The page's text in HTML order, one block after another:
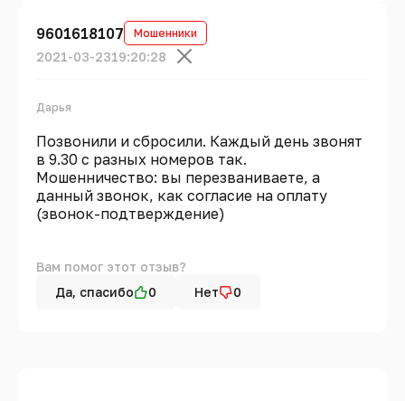
9601618107 Мошенники
2021-03-2319:20:28
Дарья
Позвонили и сбросили. Каждый день звонят
в 9.30 с разных номеров так.
Мошенничество: вы перезваниваете, а
данный звонок, как согласие на оплату
(звонок-подтверждение)
Вам помог этот отзыв?
Да, спасибо
0 Нет 0